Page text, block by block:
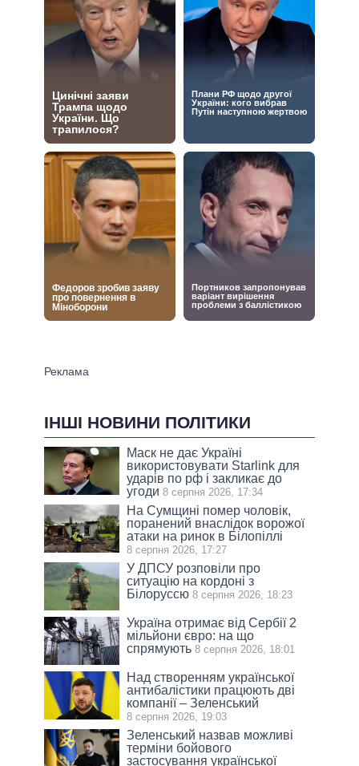
ІНШІ НОВИНИ ПОЛІТИКИ
Маск не дає Україні
використовувати Starlink для
ударів по рф і закликає до
угоди 8 серпня 2026, 17:34
На Сумщині помер чоловік,
поранений внаслідок ворожої
атаки на ринок в Білопіллі
8 серпня 2026, 17:27
У ДПСУ розповіли про
ситуацію на кордоні з
Білоруссю 8 серпня 2026, 18:23
Україна отримає від Сербії 2
мільйони євро: на що
спрямують 8 серпня 2026, 18:01
Над створенням української
антибалістики працюють дві
компанії – Зеленський
8 серпня 2026, 19:03
Зеленський назвав можливі
терміни бойового
застосування української